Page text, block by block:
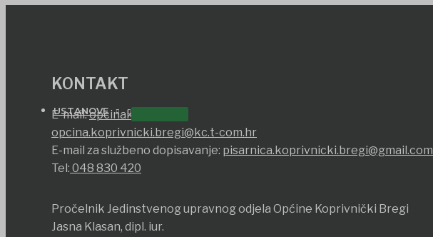
USTANOVE
KONTAKT
E-mail:opcinako@inet.hr
opcina.koprivnicki.bregi@kc.t-com.hr
E-mail za službeno dopisavanje: pisarnica.koprivnicki.bregi@gmail.com
Tel: 048 830 420
Pročelnik Jedinstvenog upravnog odjela Općine Koprivnički Bregi
Jasna Klasan, dipl. iur.